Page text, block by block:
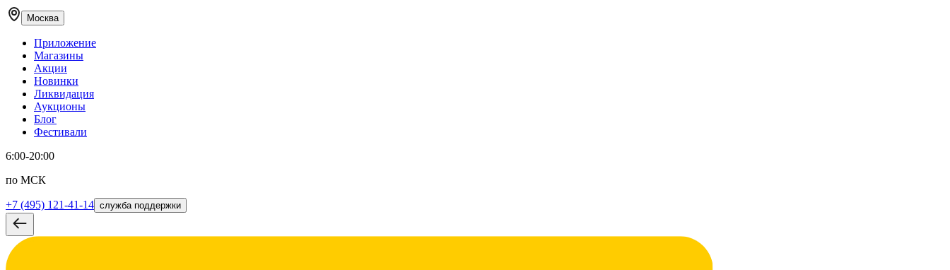
Москва
Приложение
Магазины
Акции
Новинки
Ликвидация
Аукционы
Блог
Фестивали
6:00-20:00
по МСК
+7 (495) 121-41-14 служба поддержки